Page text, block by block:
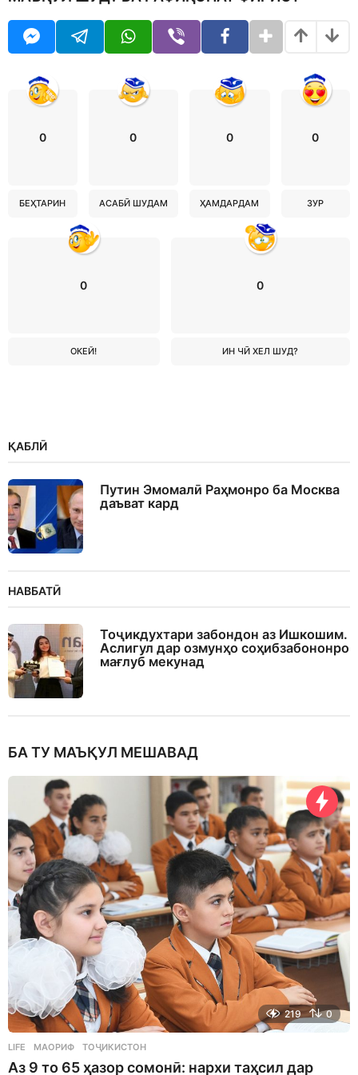
0
БЕҲТАРИН
0
АСАБӢ ШУДАМ
0
ҲАМДАРДАМ
0
ЗУР
0
ОКЕЙ!
0
ИН ЧӢ ХЕЛ ШУД?
ҚАБЛӢ
Путин Эмомалӣ Раҳмонро ба Москва
даъват кард
НАВБАТӢ
Тоҷикдухтари забондон аз Ишкошим.
Аслигул дар озмунҳо соҳибзабононро
мағлуб мекунад
БА ТУ МАЪҚУЛ МЕШАВАД
219 0
LIFE МАОРИФ ,ТОҶИКИСТОН
Аз 9 то 65 ҳазор сомонӣ: нархи таҳсил дар